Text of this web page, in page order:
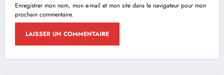
Enregistrer mon nom, mon e-mail et mon site dans le navigateur pour mon
prochain commentaire.